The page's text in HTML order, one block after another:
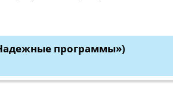
программы»)